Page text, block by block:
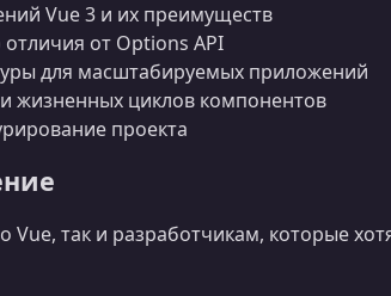
Vue 3 и их преимуществ
от Options API
для масштабируемых приложений
жизненных циклов компонентов
проекта
так и разработчикам, которые